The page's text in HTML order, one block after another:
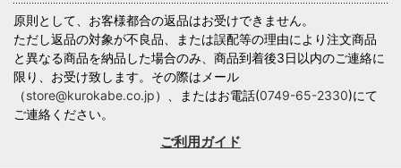
原則として、お客様都合の返品はお受けできません。
ただし返品の対象が不良品、または誤配等の理由により注文商品
と異なる商品を納品した場合のみ、商品到着後3日以内のご連絡に
限り、お受け致します。その際はメール
（store@kurokabe.co.jp）、またはお電話(0749-65-2330)にて
ご連絡ください。
ご利用ガイド